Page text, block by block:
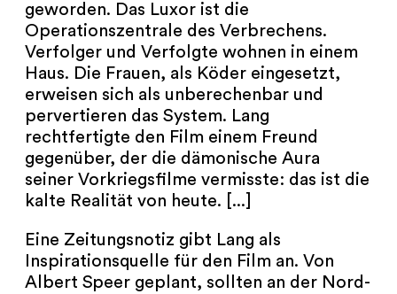
de en COOKIES
geworden. Das Luxor ist die
Operationszentrale des Verbrechens.
Verfolger und Verfolgte wohnen in einem
Haus. Die Frauen, als Köder eingesetzt,
erweisen sich als unberechenbar und
pervertieren das System. Lang
rechtfertigte den Film einem Freund
gegenüber, der die dämonische Aura
seiner Vorkriegsfilme vermisste: das ist die
kalte Realität von heute. [...]
Eine Zeitungsnotiz gibt Lang als
Inspirationsquelle für den Film an. Von
Albert Speer geplant, sollten an der Nord-